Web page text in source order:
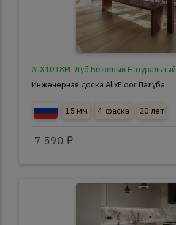
ALX1018PL Дуб Бежевый Натуральный
Инженерная доска AlixFloor Палуба
15 мм 4-фаска 20 лет
7 590 ₽